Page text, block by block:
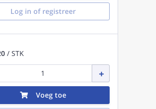
Log in of registreer
/ STK
Voeg toe